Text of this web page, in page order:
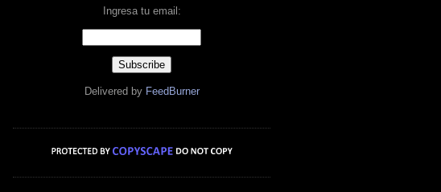
Ingresa tu email:
Delivered by FeedBurner